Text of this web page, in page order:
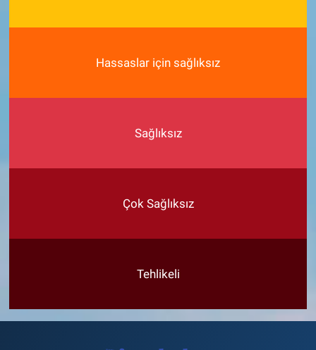
Hassaslar için sağlıksız
Sağlıksız
Çok Sağlıksız
Tehlikeli